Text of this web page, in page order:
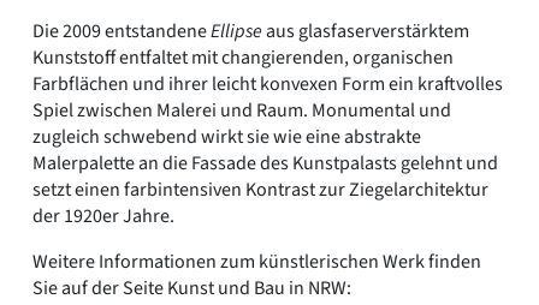
Die 2009 entstandeneEllipseaus glasfaserverstärktem
Kunststoff entfaltet mit changierenden, organischen
Farbflächen und ihrer leicht konvexen Form ein kraftvolles
Spiel zwischen Malerei und Raum. Monumental und
zugleich schwebend wirkt sie wie eine abstrakte
Malerpalette an die Fassade des Kunstpalasts gelehnt und
setzt einen farbintensiven Kontrast zur Ziegelarchitektur
der 1920er Jahre.
Weitere Informationen zum künstlerischen Werk finden
Sie auf der Seite Kunst und Bau in NRW: